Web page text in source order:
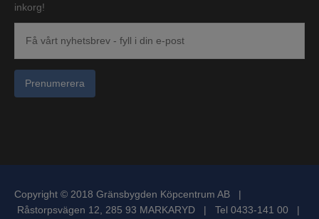
inkorg!
Prenumerera
Copyright © 2018 Gränsbygden Köpcentrum AB |
Råstorpsvägen 12, 285 93 MARKARYD | Tel 0433-141 00 |